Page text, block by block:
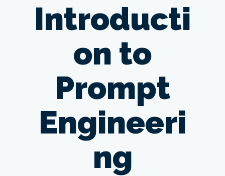
Introducti
on to
Prompt
Engineeri
ng